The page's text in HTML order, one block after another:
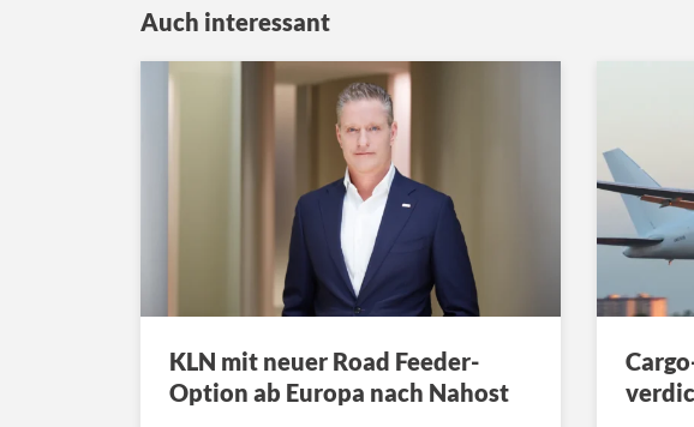
Auch interessant
KLN mit neuer Road Feeder-
Option ab Europa nach Nahost